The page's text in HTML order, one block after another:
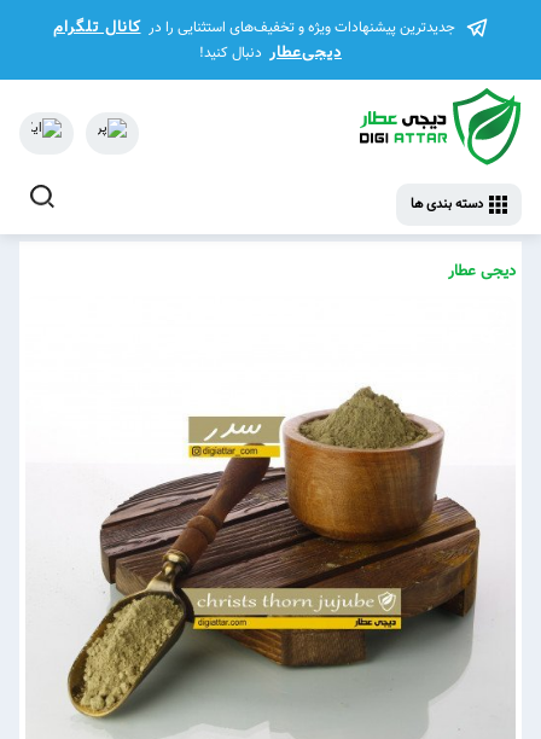
جدیدترین پیشنهادات ویژه و تخفیف‌های استثنایی را در کانال تلگرام
دیجی‌عطار دنبال کنید!
دسته بندی ها
دیجی عطار